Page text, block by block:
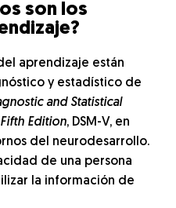
son los
aprendizaje están
y estadístico de
and Statistical
Edition, DSM-V, en
del neurodesarrollo.
de una persona
la información de